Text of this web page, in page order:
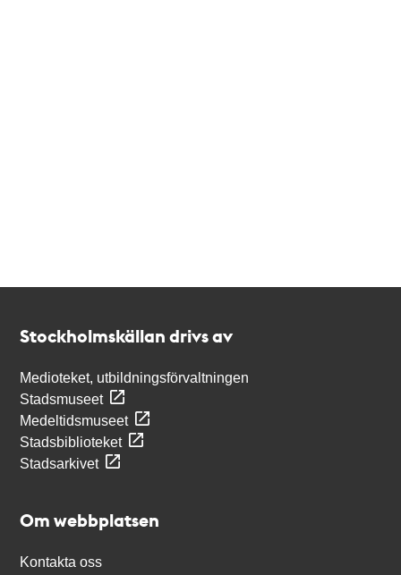
Stockholmskällan drivs av
Medioteket, utbildningsförvaltningen
Stadsmuseet
Medeltidsmuseet
Stadsbiblioteket
Stadsarkivet
Om webbplatsen
Kontakta oss